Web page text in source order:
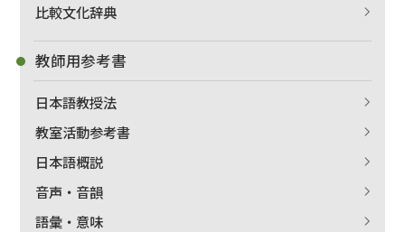
比較文化辞典
教師用参考書
日本語教授法
教室活動参考書
日本語概説
音声・音韻
語彙・意味